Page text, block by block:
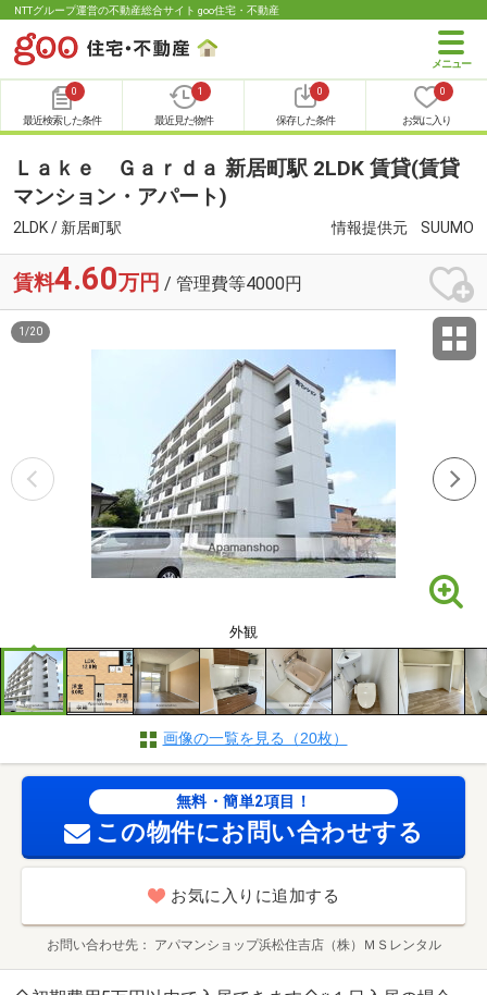
NTTグループ運営の不動産総合サイト goo住宅・不動産
0
最近検索した条件
1
最近見た物件
0
保存した条件
0
お気に入り
Ｌａｋｅ Ｇａｒｄａ 新居町駅 2LDK 賃貸(賃貸
マンション・アパート)
2LDK / 新居町駅 情報提供元 SUUMO
賃料4.60万円 / 管理費等4000円
外観
1 /20
画像の一覧を見る（20枚）
無料・簡単2項目！
この物件にお問い合わせする
お気に入りに追加する
お問い合わせ先 アパマンショップ浜松住吉店（株）ＭＳレンタル